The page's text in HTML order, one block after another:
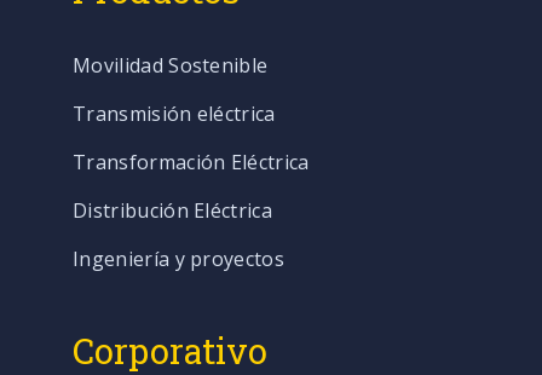
Movilidad Sostenible
Transmisión eléctrica
Transformación Eléctrica
Distribución Eléctrica
Ingeniería y proyectos
Corporativo